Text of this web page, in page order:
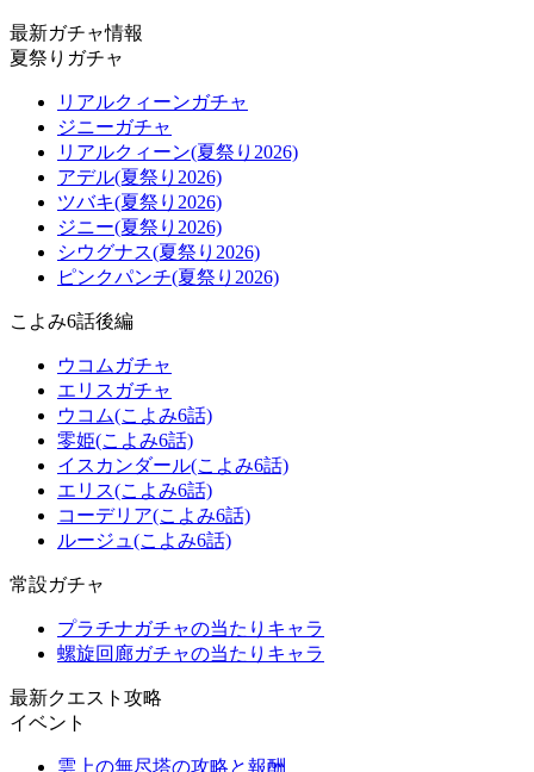
最新ガチャ情報
夏祭りガチャ
リアルクィーンガチャ
ジニーガチャ
リアルクィーン(夏祭り2026)
アデル(夏祭り2026)
ツバキ(夏祭り2026)
ジニー(夏祭り2026)
シウグナス(夏祭り2026)
ピンクパンチ(夏祭り2026)
こよみ6話後編
ウコムガチャ
エリスガチャ
ウコム(こよみ6話)
零姫(こよみ6話)
イスカンダール(こよみ6話)
エリス(こよみ6話)
コーデリア(こよみ6話)
ルージュ(こよみ6話)
常設ガチャ
プラチナガチャの当たりキャラ
螺旋回廊ガチャの当たりキャラ
最新クエスト攻略
イベント
雲上の無尽塔の攻略と報酬